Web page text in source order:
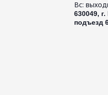
Вс:
630049,
подъезд